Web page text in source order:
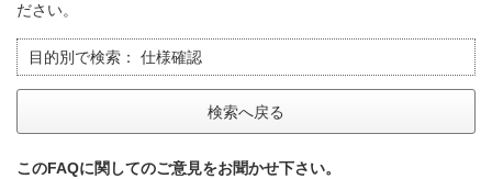
ださい。
目的別で検索： 仕様確認
検索へ戻る
このFAQに関してのご意見をお聞かせ下さい。